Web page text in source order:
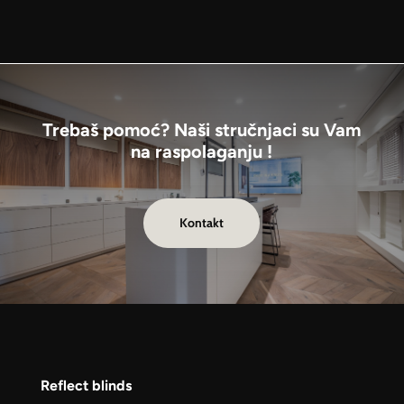
Trebaš pomoć? Naši stručnjaci su Vam
na raspolaganju !
Kontakt
Reflect blinds